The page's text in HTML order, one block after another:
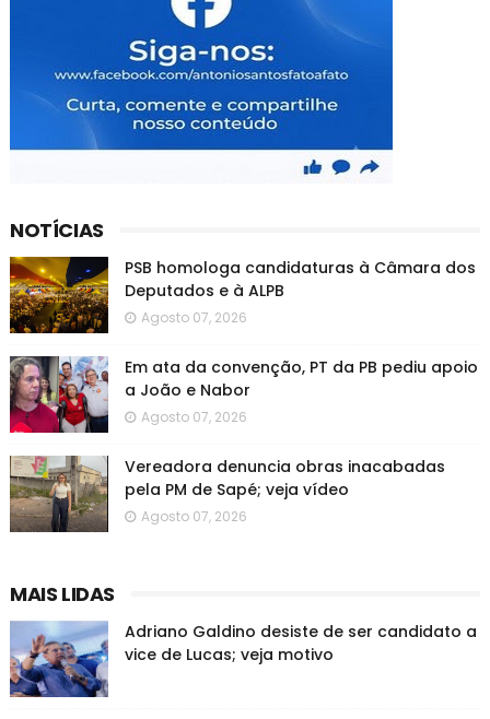
NOTÍCIAS
PSB homologa candidaturas à Câmara dos
Deputados e à ALPB
Agosto 07, 2026
Em ata da convenção, PT da PB pediu apoio
a João e Nabor
Agosto 07, 2026
Vereadora denuncia obras inacabadas
pela PM de Sapé; veja vídeo
Agosto 07, 2026
MAIS LIDAS
Adriano Galdino desiste de ser candidato a
vice de Lucas; veja motivo